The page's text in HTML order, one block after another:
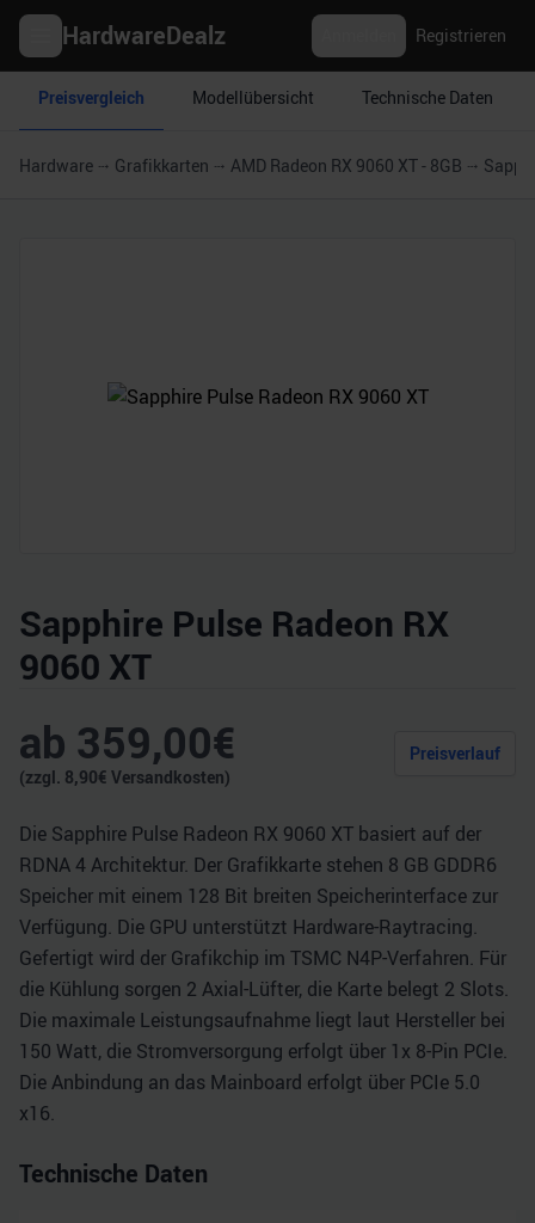
HardwareDealz Registrieren
Preisvergleich Modellübersicht Technische Daten
Hardware Grafikkarten AMD Radeon RX 9060 XT - 8GB
Sapphire Pulse Radeon RX
9060 XT
ab 359,00€
(zzgl. 8,90€ Versandkosten)
Preisverlauf
Die Sapphire Pulse Radeon RX 9060 XT basiert auf der
RDNA 4 Architektur. Der Grafikkarte stehen 8 GB GDDR6
Speicher mit einem 128 Bit breiten Speicherinterface zur
Verfügung. Die GPU unterstützt Hardware-Raytracing.
Gefertigt wird der Grafikchip im TSMC N4P-Verfahren. Für
die Kühlung sorgen 2 Axial-Lüfter, die Karte belegt 2 Slots.
Die maximale Leistungsaufnahme liegt laut Hersteller bei
150 Watt, die Stromversorgung erfolgt über 1x 8-Pin PCIe.
Die Anbindung an das Mainboard erfolgt über PCIe 5.0
x16.
Technische Daten